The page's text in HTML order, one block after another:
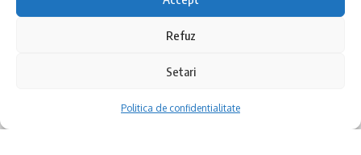
Refuz
Setari
Politica de confidentialitate
multe etnii, CELE MAI
La Drum cu Ada